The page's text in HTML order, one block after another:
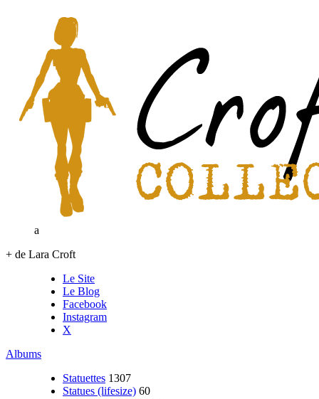
a
+ de Lara Croft
Le Site
Le Blog
Facebook
Instagram
X
Albums
Statuettes 1307
Statues (lifesize) 60